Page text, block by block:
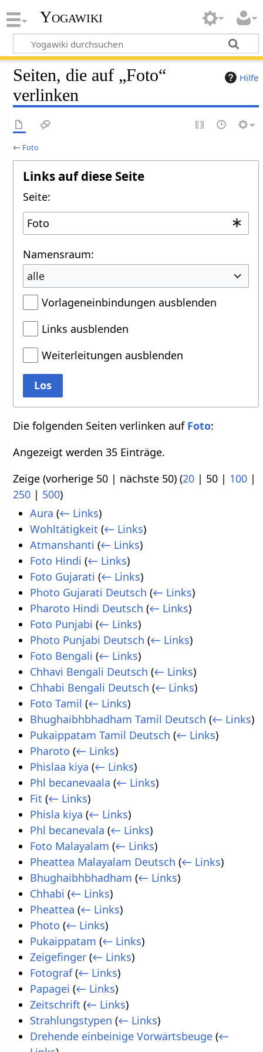
Yogawiki
Hilfe
Seiten, die auf „Foto“
verlinken
← Foto
Links auf diese Seite
Seite:
Namensraum:
alle
Vorlageneinbindungen ausblenden
Links ausblenden
Weiterleitungen ausblenden
Los
Die folgenden Seiten verlinken auf Foto:
Angezeigt werden 35 Einträge.
Zeige (vorherige 50 | nächste 50) (20 | 50 | 100 |
250 | 500)
Aura (← Links)
Wohltätigkeit (← Links)
Atmanshanti (← Links)
Foto Hindi (← Links)
Foto Gujarati (← Links)
Photo Gujarati Deutsch (← Links)
Pharoto Hindi Deutsch (← Links)
Foto Punjabi (← Links)
Photo Punjabi Deutsch (← Links)
Foto Bengali (← Links)
Chhavi Bengali Deutsch (← Links)
Chhabi Bengali Deutsch (← Links)
Foto Tamil (← Links)
Bhughaibhbhadham Tamil Deutsch (← Links)
Pukaippatam Tamil Deutsch (← Links)
Pharoto (← Links)
Phislaa kiya (← Links)
Phl becanevaala (← Links)
Fit (← Links)
Phisla kiya (← Links)
Phl becanevala (← Links)
Foto Malayalam (← Links)
Pheattea Malayalam Deutsch (← Links)
Bhughaibhbhadham (← Links)
Chhabi (← Links)
Pheattea (← Links)
Photo (← Links)
Pukaippatam (← Links)
Zeigefinger (← Links)
Fotograf (← Links)
Papagei (← Links)
Zeitschrift (← Links)
Strahlungstypen (← Links)
Drehende einbeinige Vorwärtsbeuge (←